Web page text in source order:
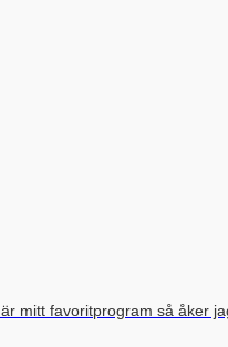
mitt favoritprogram så åker